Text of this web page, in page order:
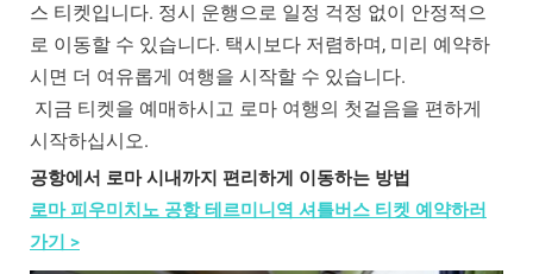
스 티켓입니다. 정시 운행으로 일정 걱정 없이 안정적으
로 이동할 수 있습니다. 택시보다 저렴하며, 미리 예약하
시면 더 여유롭게 여행을 시작할 수 있습니다.
지금 티켓을 예매하시고 로마 여행의 첫걸음을 편하게
시작하십시오.
공항에서 로마 시내까지 편리하게 이동하는 방법
로마 피우미치노 공항 테르미니역 셔틀버스 티켓 예약하러
가기 >